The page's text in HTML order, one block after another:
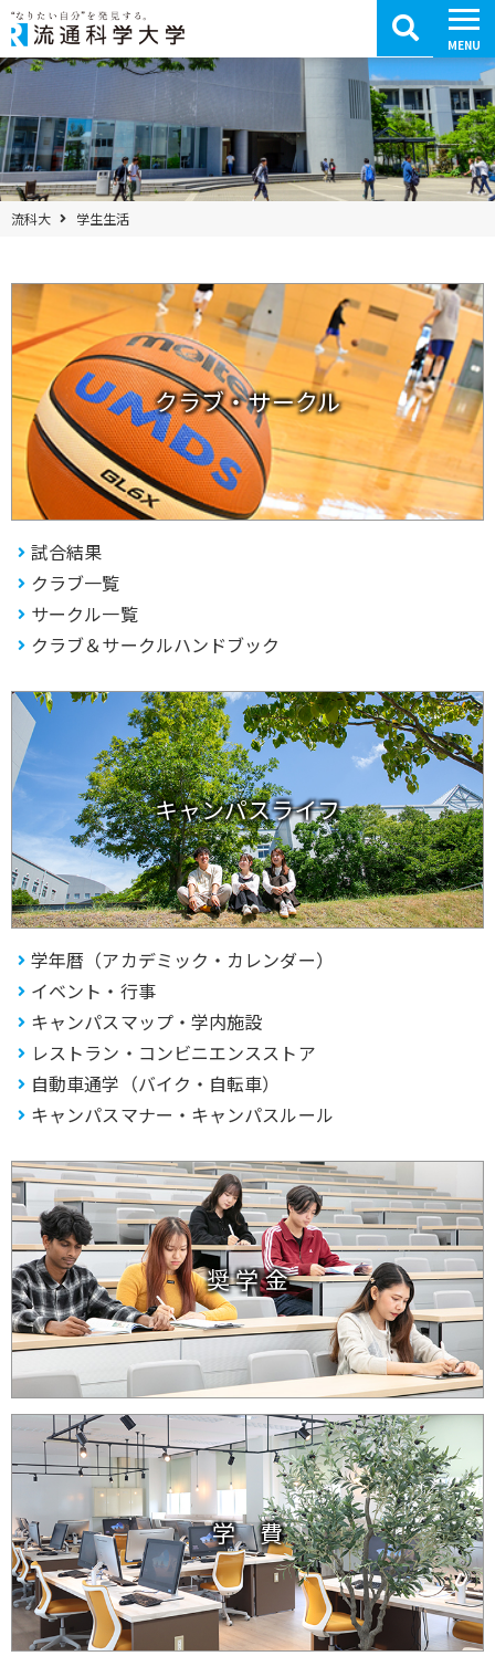
コ
ン
テ
ン
ツ
移
動
MENU
パンくずメニュー
流科大 学生生活
クラブ・サークル
試合結果
クラブ一覧
サークル一覧
クラブ＆サークルハンドブック
キャンパスライフ
学年暦（アカデミック・カレンダー）
イベント・行事
キャンパスマップ・学内施設
レストラン・コンビニエンスストア
自動車通学（バイク・自転車）
キャンパスマナー・キャンパスルール
奨 学 金
学 費